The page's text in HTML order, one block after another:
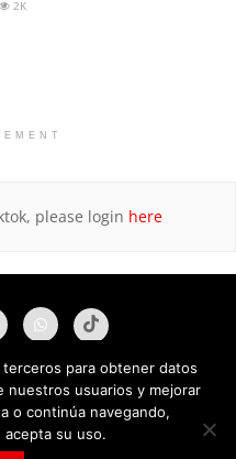
2K
please login here
para obtener datos
nuestros usuarios y mejorar
o continúa navegando,
acepta su uso.